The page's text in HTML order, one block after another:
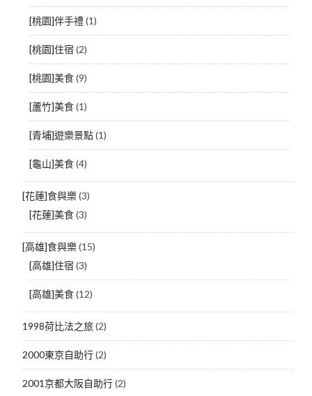
[桃園]伴手禮(1)
[桃園]住宿 (2)
[桃園]美食(9)
[蘆竹]美食(1)
[青埔]遊樂景點(1)
[龜山]美食(4)
[花蓮]食與樂(3)
[花蓮]美食(3)
[高雄]食與樂(15)
[高雄]住宿 (3)
[高雄]美食(12)
1998荷比法之旅(2)
2000東京自助行(2)
2001京都大阪自助行(2)